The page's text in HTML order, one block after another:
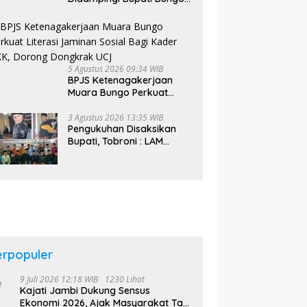
Sekolah Rakyat
5 Agustus 2026 09:34 WIB
BPJS Ketenagakerjaan
Muara Bungo Perkuat
Bagi Kader PKK, Dorong
Dongkrak UCJ
3 Agustus 2026 13:35 WIB
Pengukuhan Disaksikan
Bupati, Tobroni : LAM
9 Juli 2026 12:18 WIB 1230 Lihat
Kajati Jambi Dukung Sensus
Ekonomi 2026, Ajak Masyarakat Tak